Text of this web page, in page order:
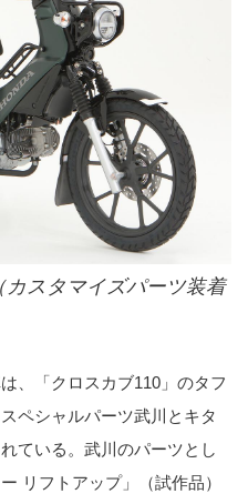
スタマイズパーツ装着
、「クロスカブ110」のタフ
ペシャルパーツ武川とキタ
ている。武川のパーツとし
リフトアップ」（試作品）